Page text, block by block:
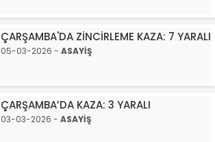
ÇARŞAMBA'DA ZİNCİRLEME KAZA: 7 YARALI
05-03-2026 - ASAYİŞ
ÇARŞAMBA’DA KAZA: 3 YARALI
03-03-2026 - ASAYİŞ